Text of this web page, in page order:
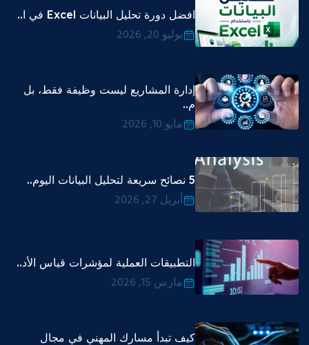
افضل دورة تحليل البيانات Excel في ا..
يوليو 20, 2026
إدارة المشاريع ليست وظيفة فقط، بل
م..
مايو 10, 2026
5 نصائح سريعة لتحليل البيانات اليوم..
أبريل 27, 2026
التطبيقات العملية لمؤشرات قياس الأد..
مارس 15, 2026
كيف تبدأ مسارك المهني في مجال